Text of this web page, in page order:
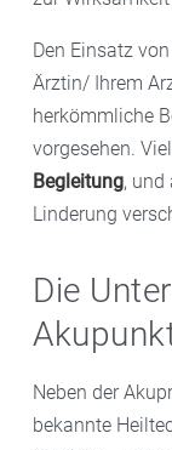
Den Einsatz
Ärztin/ Ihrem
herkömmliche
vorgesehen.
Begleitung, und
Linderung
Die
Neben der
bekannte